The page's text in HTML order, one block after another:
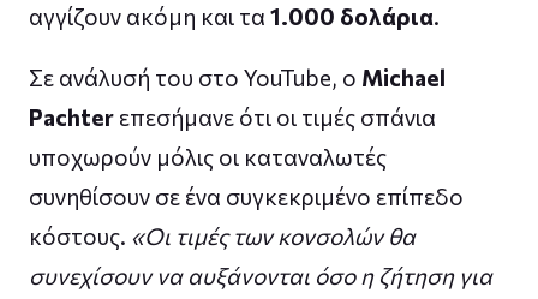
αγγίζουν ακόμη και τα 1.000 δολάρια.
Σε ανάλυσή του στο YouTube, ο Michael
Pachter επεσήμανε ότι οι τιμές σπάνια
υποχωρούν μόλις οι καταναλωτές
συνηθίσουν σε ένα συγκεκριμένο επίπεδο
κόστους. «Οι τιμές των κονσολών θα
συνεχίσουν να αυξάνονται όσο η ζήτηση για